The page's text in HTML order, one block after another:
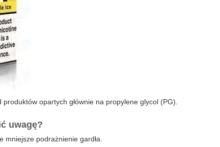
opartych głównie na propylene glycol (PG).
uwagę?
podrażnienie gardła.